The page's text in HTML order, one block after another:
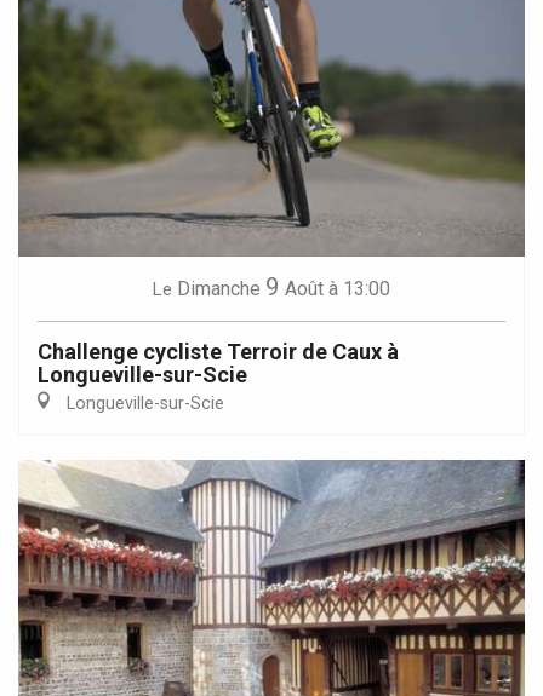
Le Dimanche 9 Août à 13:00
Challenge cycliste Terroir de Caux à
Longueville-sur-Scie
Longueville-sur-Scie